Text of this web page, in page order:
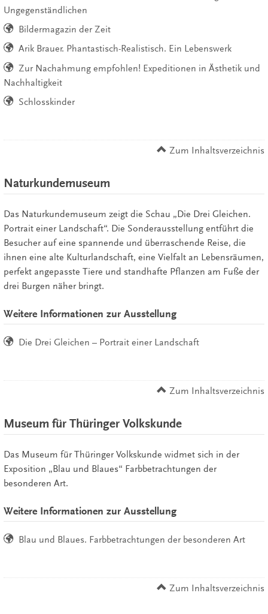
Ungegenständlichen
Bildermagazin der Zeit
Arik Brauer. Phantastisch-Realistisch. Ein Lebenswerk
Zur Nachahmung empfohlen! Expeditionen in Ästhetik und
Nachhaltigkeit
Schlosskinder
Zum Inhaltsverzeichnis
Naturkundemuseum
Das Naturkundemuseum zeigt die Schau „Die Drei Gleichen.
Portrait einer Landschaft“. Die Sonderausstellung entführt die
Besucher auf eine spannende und überraschende Reise, die
ihnen eine alte Kulturlandschaft, eine Vielfalt an Lebensräumen,
perfekt angepasste Tiere und standhafte Pflanzen am Fuße der
drei Burgen näher bringt.
Weitere Informationen zur Ausstellung
Die Drei Gleichen – Portrait einer Landschaft
Zum Inhaltsverzeichnis
Museum für Thüringer Volkskunde
Das Museum für Thüringer Volkskunde widmet sich in der
Exposition „Blau und Blaues“ Farbbetrachtungen der
besonderen Art.
Weitere Informationen zur Ausstellung
Blau und Blaues. Farbbetrachtungen der besonderen Art
Zum Inhaltsverzeichnis